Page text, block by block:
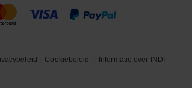
Cookiebeleid Informatie over INDI